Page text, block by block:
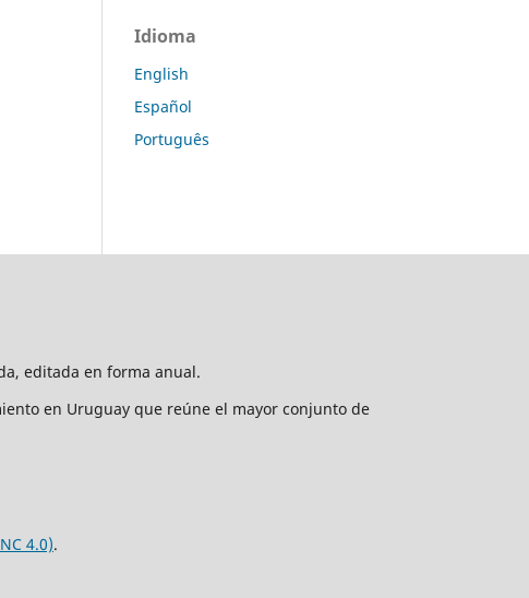
Idioma
English
Español
Português
editada en forma anual.
en Uruguay que reúne el mayor conjunto de
4.0).